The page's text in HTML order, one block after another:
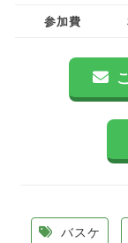
参加費
バスケ